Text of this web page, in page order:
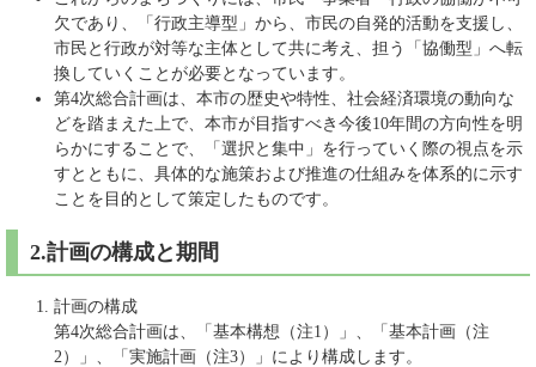
欠であり、「行政主導型」から、市民の自発的活動を支援し、
市民と行政が対等な主体として共に考え、担う「協働型」へ転
換していくことが必要となっています。
第4次総合計画は、本市の歴史や特性、社会経済環境の動向な
どを踏まえた上で、本市が目指すべき今後10年間の方向性を明
らかにすることで、「選択と集中」を行っていく際の視点を示
すとともに、具体的な施策および推進の仕組みを体系的に示す
ことを目的として策定したものです。
2.計画の構成と期間
計画の構成
第4次総合計画は、「基本構想（注1）」、「基本計画（注
2）」、「実施計画（注3）」により構成します。